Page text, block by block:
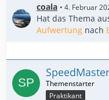
coala 4. Februar
Hat das Thema
Aufwertung nach
SpeedMaster
Praktikant